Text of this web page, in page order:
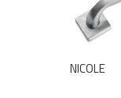
NICOLE